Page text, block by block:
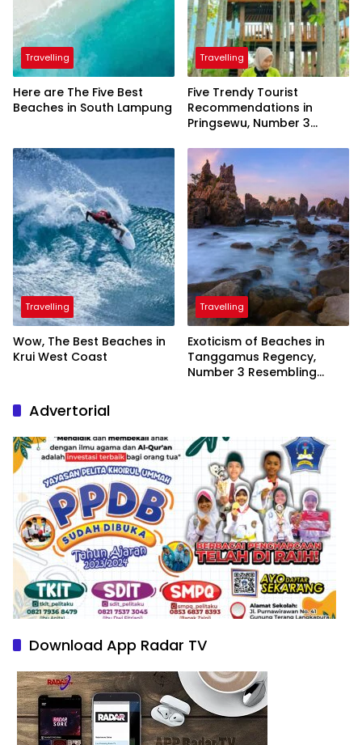
Travelling
Here are The Five Best
Beaches in South Lampung
Travelling
Five Trendy Tourist
Recommendations in
Pringsewu, Number 3
President
Travelling
Wow, The Best Beaches in
Krui West Coast
Travelling
Exoticism of Beaches in
Tanggamus Regency,
Number 3 Resembling
Advertorial
Download App Radar TV